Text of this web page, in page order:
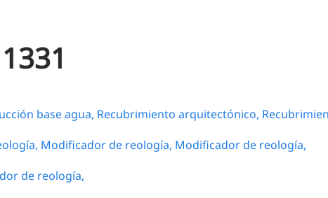
base agua, Recubrimiento arquitectónico,
Modificador de reología, Modificador de reología,
de reología,